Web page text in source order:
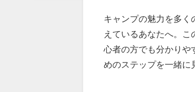
キャンプの魅力を多く
えているあなたへ。
心者の方でも分かりや
めのステップを一緒に